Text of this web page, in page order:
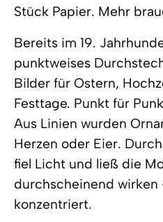
Stück Papier. Mehr
Bereits im 19.
punktweises
Bilder für Ostern,
Festtage. Punkt für
Aus Linien wurden
Herzen oder Eier.
fiel Licht und ließ die
durchscheinend wirken
konzentriert.